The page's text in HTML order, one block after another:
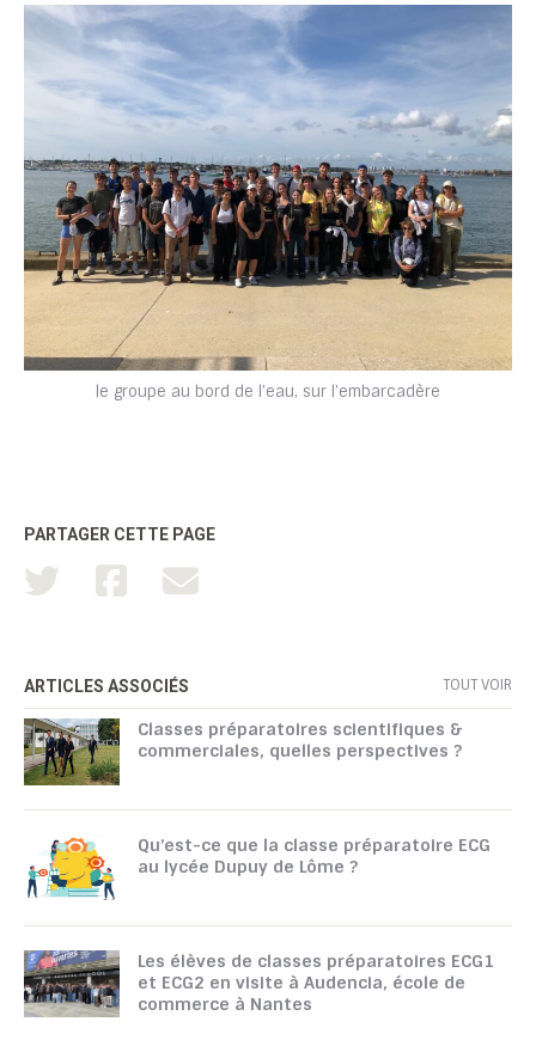
le groupe au bord de l’eau, sur l’embarcadère
PARTAGER CETTE PAGE
ARTICLES ASSOCIÉS TOUT VOIR
Classes préparatoires scientifiques &
commerciales, quelles perspectives ?
Qu’est-ce que la classe préparatoire ECG
au lycée Dupuy de Lôme ?
Les élèves de classes préparatoires ECG1
et ECG2 en visite à Audencia, école de
commerce à Nantes